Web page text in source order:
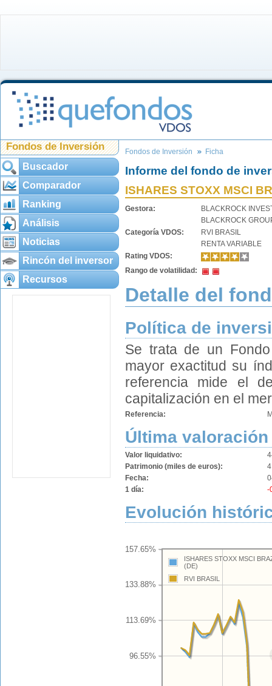
Fondos de Inversión
Buscador
Comparador
Ranking
Análisis
Noticias
Rincón del inversor
Recursos
Fondos de Inversión Ficha
Informe del fondo de
ISHARES STOXX MSCI
Gestora:
BLACKROCK
BLACKROCK
Categoría VDOS:
RVI BRASIL
RENTA VARIABLE
Rating VDOS:
Rango de volatilidad:
Detalle del
Política de
Se trata de un
mayor exactitud su
referencia mide el
capitalización en el
Referencia:
Última valoración
Valor liquidativo:
Patrimonio (miles de euros):
Fecha:
1 día:
-
Evolución
96.55%
113.69%
133.88%
157.65%
ISHARES STOXX MSCI
(DE)
RVI BRASIL